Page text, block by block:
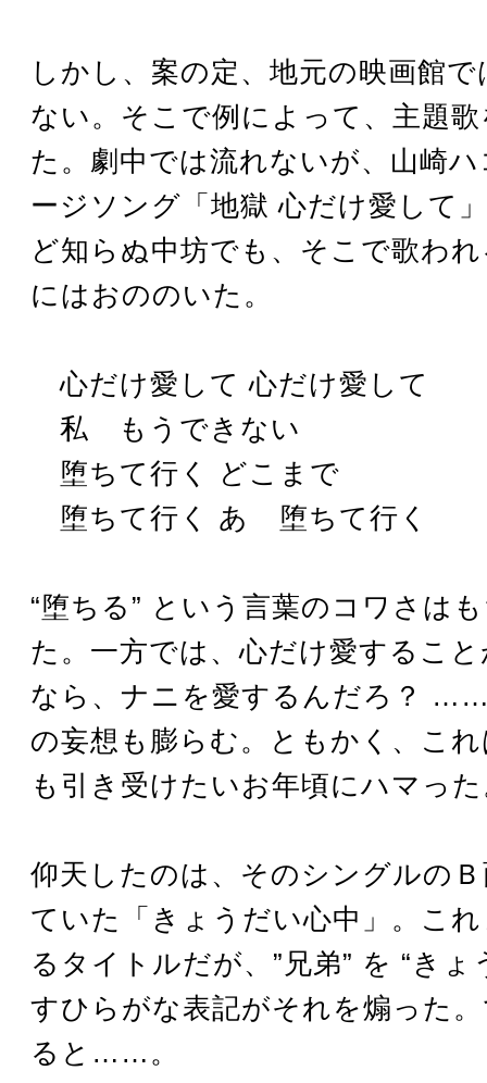
しかし、案の定、地元の映画館
ない。そこで例によって、主題
た。劇中では流れないが、山崎
ージソング「地獄 心だけ愛して
ど知らぬ中坊でも、そこで歌わ
にはおののいた。
心だけ愛して 心だけ愛して
私 もうできない
堕ちて行く どこまで
堕ちて行く あゝ堕ちて行く
“堕ちる” という言葉のコワさは
た。一方では、心だけ愛するこ
なら、ナニを愛するんだろ？
の妄想も膨らむ。ともかく、こ
も引き受けたいお年頃にハマっ
仰天したのは、そのシングルの
ていた「きょうだい心中」。こ
るタイトルだが、”兄弟” を “きょ
すひらがな表記がそれを煽った
ると……。